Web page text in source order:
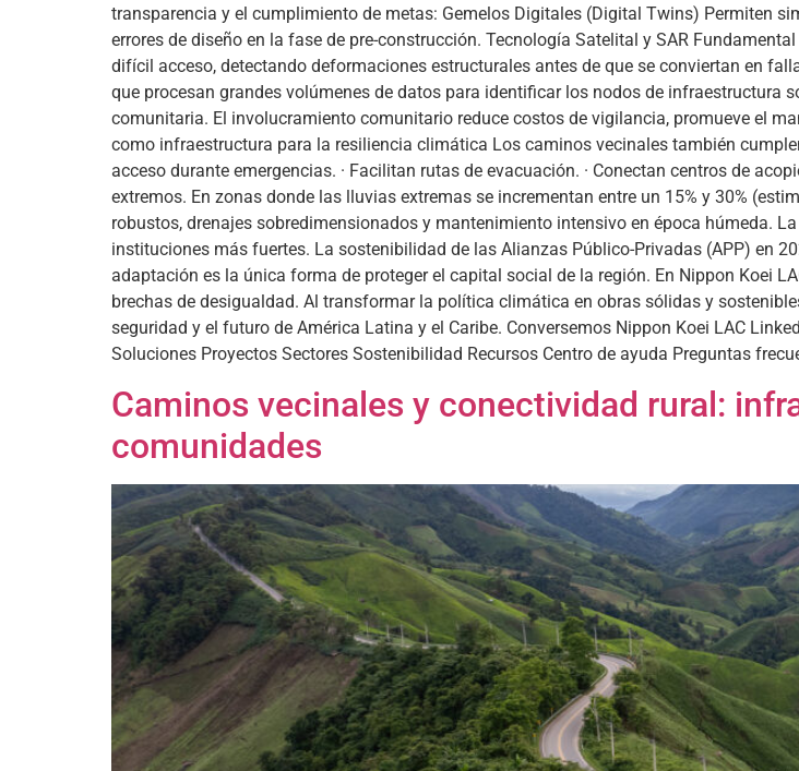
transparencia y el cumplimiento de metas: Gemelos Digitales (Digital Twins) Permiten
errores de diseño en la fase de pre-construcción. Tecnología Satelital y SAR
difícil acceso, detectando deformaciones estructurales antes de que se conviertan en
que procesan grandes volúmenes de datos para identificar los nodos de infraestructura
comunitaria. El involucramiento comunitario reduce costos de vigilancia, promueve el
como infraestructura para la resiliencia climática Los caminos vecinales también
acceso durante emergencias. · Facilitan rutas de evacuación. · Conectan centros de
extremos. En zonas donde las lluvias extremas se incrementan entre un 15% y 30%
robustos, drenajes sobredimensionados y mantenimiento intensivo en época húmeda.
instituciones más fuertes. La sostenibilidad de las Alianzas Público-Privadas (APP) en
adaptación es la única forma de proteger el capital social de la región. En Nippon Koei
brechas de desigualdad. Al transformar la política climática en obras sólidas y
seguridad y el futuro de América Latina y el Caribe. Conversemos Nippon Koei LAC
Soluciones Proyectos Sectores Sostenibilidad Recursos Centro de ayuda Preguntas
Caminos vecinales y conectividad rural:
comunidades